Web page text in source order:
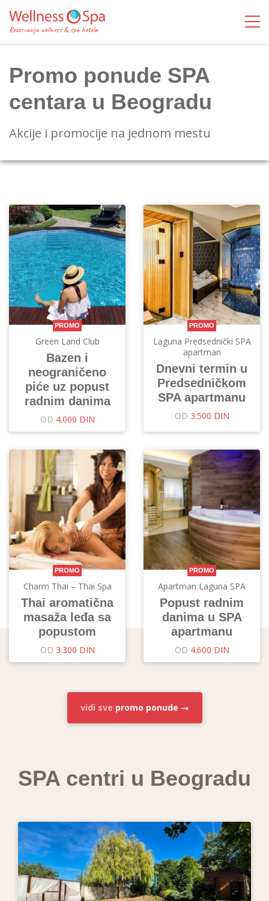
Promo ponude SPA
centara u Beogradu
Akcije i promocije na jednom mestu
PROMO
Green Land Club
Bazen i
neograničeno
piće uz popust
radnim danima
OD 4.000 DIN
PROMO
Laguna Predsednički SPA
apartman
Dnevni termin u
Predsedničkom
SPA apartmanu
OD 3.500 DIN
PROMO
Charm Thai – Thai Spa
Thai aromatična
masaža leđa sa
popustom
OD 3.300 DIN
PROMO
Apartman Laguna SPA
Popust radnim
danima u SPA
apartmanu
OD 4.600 DIN
vidi sve promo ponude
SPA centri u Beogradu